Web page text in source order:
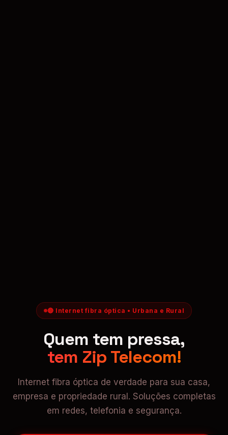
🔴 Internet fibra óptica • Urbana e Rural
Quem tem pressa,
tem Zip Telecom!
Internet fibra óptica de verdade para sua casa,
empresa e propriedade rural. Soluções completas
em redes, telefonia e segurança.